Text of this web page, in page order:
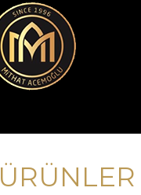
ÜRÜNLER